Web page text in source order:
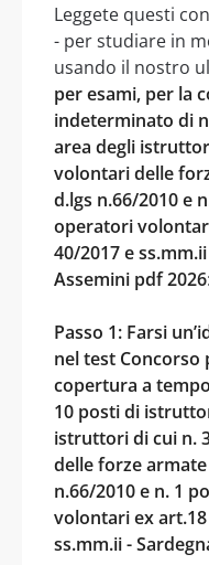
Leggete questi
- per studiare in
usando il nostro
per esami, per la
indeterminato di
area degli
volontari delle
d.lgs n.66/2010 e
operatori
40/2017 e
Assemini pdf 2026:
Passo 1: Farsi
nel test Concorso
copertura a
10 posti di
istruttori di cui n.
delle forze
n.66/2010 e n. 1
volontari ex
ss.mm.ii -